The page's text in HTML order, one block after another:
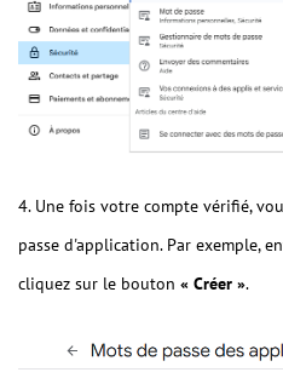
4. Une fois votre compte vérifié,
passe d'application. Par exemple,
cliquez sur le bouton « Créer ».